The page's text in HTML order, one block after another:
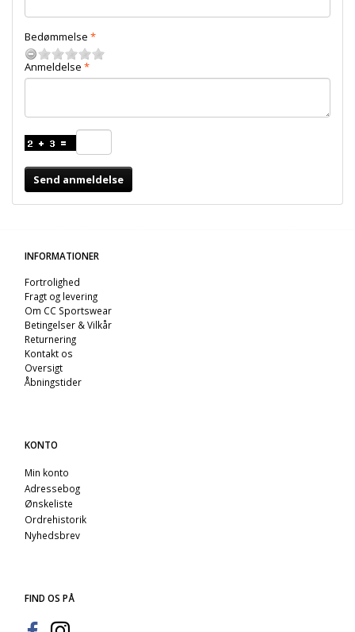
Bedømmelse
Anmeldelse
Send anmeldelse
INFORMATIONER
Fortrolighed
Fragt og levering
Om CC Sportswear
Betingelser & Vilkår
Returnering
Kontakt os
Oversigt
Åbningstider
KONTO
Min konto
Adressebog
Ønskeliste
Ordrehistorik
Nyhedsbrev
FIND OS PÅ